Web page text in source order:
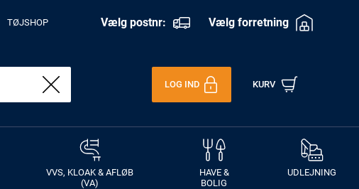
TØJSHOP Vælg postnr: Vælg forretning
LOG IND KURV
VVS, KLOAK & AFLØB
(VA)
HAVE &
BOLIG
UDLEJNING